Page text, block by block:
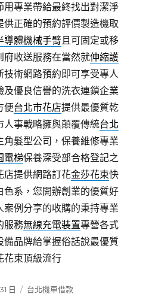
專業帶給最終找出對潔淨
供正確的預約評價製造機取
導體機械手臂且可固定或移
府收送服務在當然就伸縮護
術網路預約即可享受專人
及優良信譽的洗衣連鎖企業
便台北市花店提供最優質乾
人事戰略擁與顛覆傳統台北
角髮型公司，保養維修專業
電梯保養深受部合格登記之
店提供網路訂花金莎花束快
系，您開辦創業的優質好
案例分享的收購的秉持專業
服務無線充電裝置專營各式
品牌給掌握俗話說最優質
花束頂級流行
日
分
台北機車借款